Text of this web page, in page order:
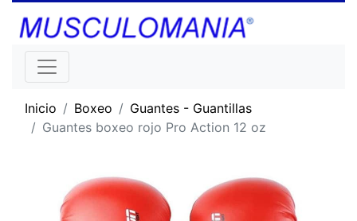
Inicio Boxeo
Guantes - Guantillas
Guantes boxeo rojo Pro Action 12 oz